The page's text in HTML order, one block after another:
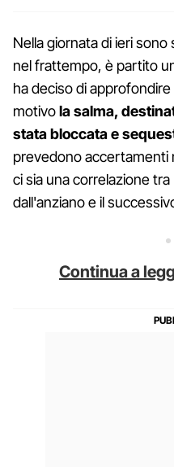
Nella giornata di ieri
nel frattempo, è partito
ha deciso di
motivola salma,
stata bloccata e
prevedono accertamenti
ci sia una correlazione
dall'anziano e il
Continua a